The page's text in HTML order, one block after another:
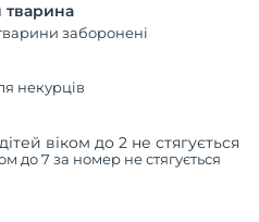
заборонені
некурців
віком до 2 не стягується
до 7 за номер не стягується